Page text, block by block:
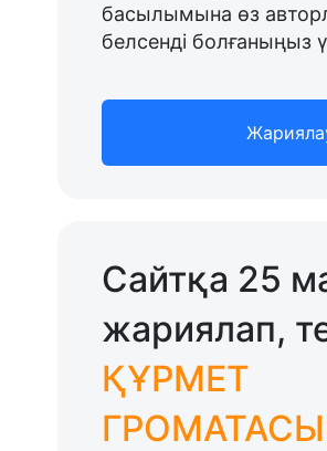
басылымына өз
белсенді болғаныңыз
Сайтқа 25
жариялап,
ҚҰРМЕТ